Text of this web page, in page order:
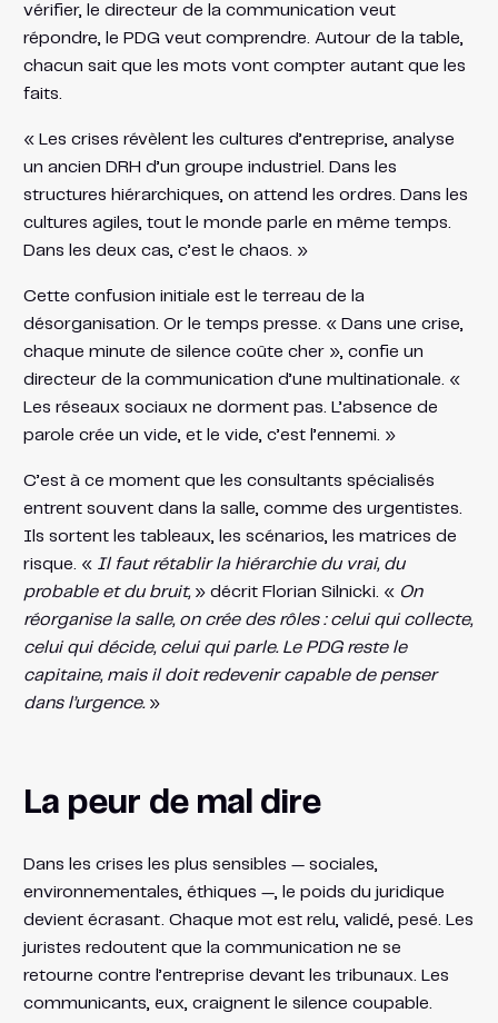
vérifier, le directeur de la communication veut
répondre, le PDG veut comprendre. Autour de la table,
chacun sait que les mots vont compter autant que les
faits.
« Les crises révèlent les cultures d’entreprise, analyse
un ancien DRH d’un groupe industriel. Dans les
structures hiérarchiques, on attend les ordres. Dans les
cultures agiles, tout le monde parle en même temps.
Dans les deux cas, c’est le chaos. »
Cette confusion initiale est le terreau de la
désorganisation. Or le temps presse. « Dans une crise,
chaque minute de silence coûte cher », confie un
directeur de la communication d’une multinationale. «
Les réseaux sociaux ne dorment pas. L’absence de
parole crée un vide, et le vide, c’est l’ennemi. »
C’est à ce moment que les consultants spécialisés
entrent souvent dans la salle, comme des urgentistes.
Ils sortent les tableaux, les scénarios, les matrices de
risque. « Il faut rétablir la hiérarchie du vrai, du
probable et du bruit,» décrit Florian Silnicki. « On
réorganise la salle, on crée des rôles : celui qui collecte,
celui qui décide, celui qui parle. Le PDG reste le
capitaine, mais il doit redevenir capable de penser
dans l’urgence.»
La peur de mal dire
Dans les crises les plus sensibles — sociales,
environnementales, éthiques —, le poids du juridique
devient écrasant. Chaque mot est relu, validé, pesé. Les
juristes redoutent que la communication ne se
retourne contre l’entreprise devant les tribunaux. Les
communicants, eux, craignent le silence coupable.